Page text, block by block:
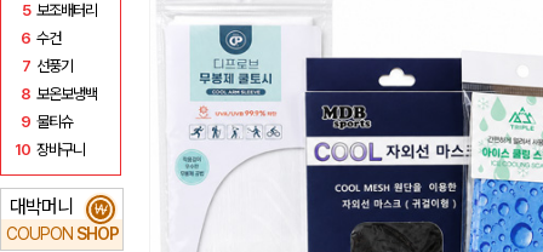
5 보조배터리
6 수건
7 선풍기
8 보온보냉백
9 물티슈
10 장바구니
대박머니
COUPON SHOP
₩